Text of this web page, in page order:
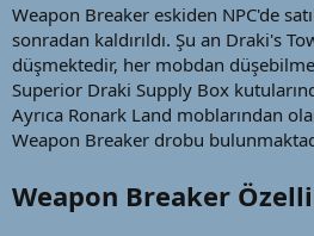
Weapon Breaker eskiden NPC'de
sonradan kaldırıldı. Şu an Draki's
düşmektedir, her mobdan
Superior Draki Supply Box
Ayrıca Ronark Land moblarından
Weapon Breaker drobu
Weapon Breaker